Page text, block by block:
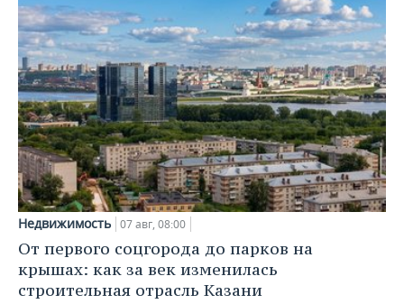
Недвижимость 07 авг, 08:00
От первого соцгорода до парков на
крышах: как за век изменилась
строительная отрасль Казани